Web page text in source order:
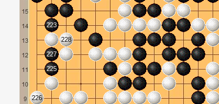
223
225
226
227
228